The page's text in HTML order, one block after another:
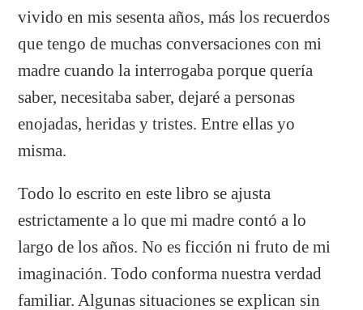
vivido en mis sesenta años, más los recuerdos
que tengo de muchas conversaciones con mi
madre cuando la interrogaba porque quería
saber, necesitaba saber, dejaré a personas
enojadas, heridas y tristes. Entre ellas yo
misma.
Todo lo escrito en este libro se ajusta
estrictamente a lo que mi madre contó a lo
largo de los años. No es ficción ni fruto de mi
imaginación. Todo conforma nuestra verdad
familiar. Algunas situaciones se explican sin